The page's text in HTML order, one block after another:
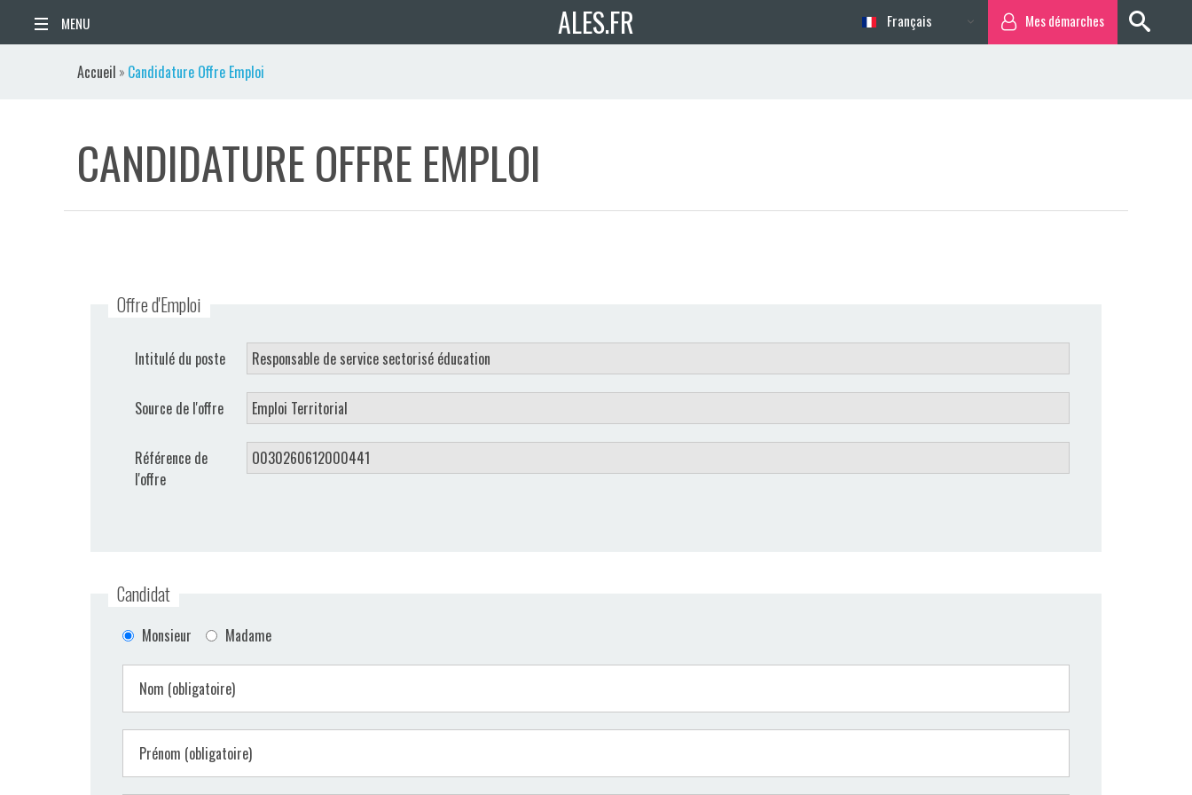
ALES.FR
ACCUEIL
AGENDA
Mes démarches
Français
Accueil » Candidature Offre Emploi
CANDIDATURE OFFRE EMPLOI
Offre d'Emploi
Intitulé du poste
Source de l'offre
Référence de
l'offre
Candidat
Monsieur Madame
Nom (obligatoire)
Prénom (obligatoire)